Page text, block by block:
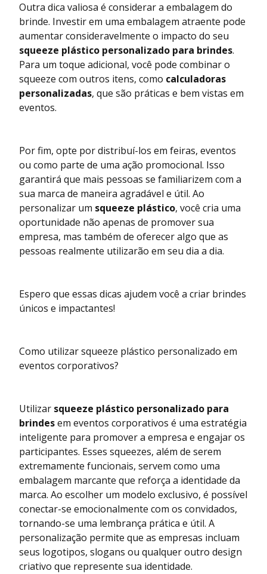
Outra dica valiosa é considerar a embalagem do
brinde. Investir em uma embalagem atraente pode
aumentar consideravelmente o impacto do seu
squeeze plástico personalizado para brindes.
Para um toque adicional, você pode combinar o
squeeze com outros itens, como calculadoras
personalizadas, que são práticas e bem vistas em
eventos.
Por fim, opte por distribuí-los em feiras, eventos
ou como parte de uma ação promocional. Isso
garantirá que mais pessoas se familiarizem com a
sua marca de maneira agradável e útil. Ao
personalizar um squeeze plástico, você cria uma
oportunidade não apenas de promover sua
empresa, mas também de oferecer algo que as
pessoas realmente utilizarão em seu dia a dia.
Espero que essas dicas ajudem você a criar brindes
únicos e impactantes!
Como utilizar squeeze plástico personalizado em
eventos corporativos?
Utilizar squeeze plástico personalizado para
brindesem eventos corporativos é uma estratégia
inteligente para promover a empresa e engajar os
participantes. Esses squeezes, além de serem
extremamente funcionais, servem como uma
embalagem marcante que reforça a identidade da
marca. Ao escolher um modelo exclusivo, é possível
conectar-se emocionalmente com os convidados,
tornando-se uma lembrança prática e útil. A
personalização permite que as empresas incluam
seus logotipos, slogans ou qualquer outro design
criativo que represente sua identidade.